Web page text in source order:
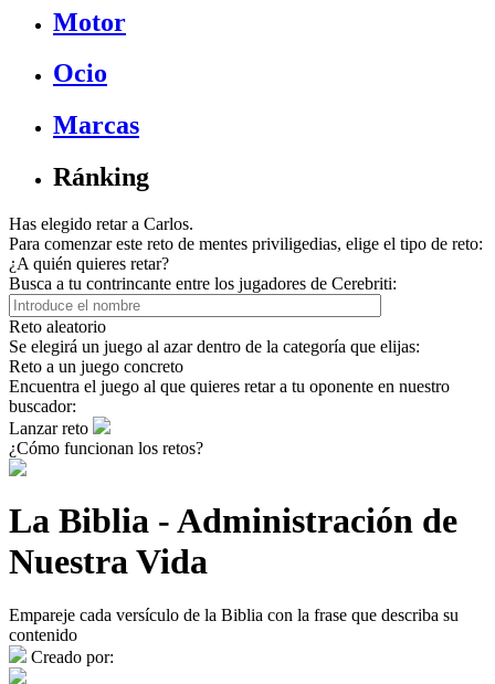
Motor
Ocio
Marcas
Ránking
Has elegido retar a Carlos.
Para comenzar este reto de mentes priviligedias, elige el tipo de reto:
¿A quién quieres retar?
Busca a tu contrincante entre los jugadores de Cerebriti:
Reto aleatorio
Se elegirá un juego al azar dentro de la categoría que elijas:
Reto a un juego concreto
Encuentra el juego al que quieres retar a tu oponente en nuestro
buscador:
Lanzar reto
¿Cómo funcionan los retos?
La Biblia - Administración de
Nuestra Vida
Empareje cada versículo de la Biblia con la frase que describa su
contenido
Creado por: